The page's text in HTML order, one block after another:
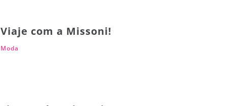
Viaje com a Missoni!
Moda